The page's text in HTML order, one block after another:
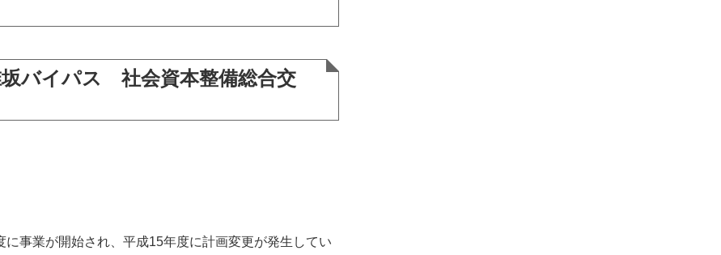
バイパス 社会資本整備総合交
事業が開始され、平成15年度に計画変更が発生してい